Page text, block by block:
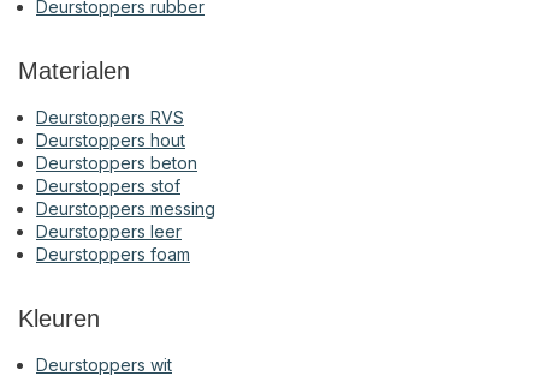
Deurstoppers rubber
Materialen
Deurstoppers RVS
Deurstoppers hout
Deurstoppers beton
Deurstoppers stof
Deurstoppers messing
Deurstoppers leer
Deurstoppers foam
Kleuren
Deurstoppers wit